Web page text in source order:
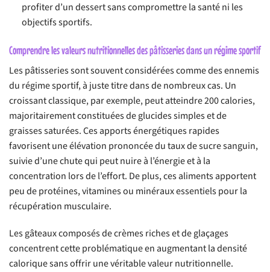
profiter d’un dessert sans compromettre la santé ni les
objectifs sportifs.
Comprendre les valeurs nutritionnelles des pâtisseries dans un régime sportif
Les pâtisseries sont souvent considérées comme des ennemis
du régime sportif, à juste titre dans de nombreux cas. Un
croissant classique, par exemple, peut atteindre 200 calories,
majoritairement constituées de glucides simples et de
graisses saturées. Ces apports énergétiques rapides
favorisent une élévation prononcée du taux de sucre sanguin,
suivie d’une chute qui peut nuire à l’énergie et à la
concentration lors de l’effort. De plus, ces aliments apportent
peu de protéines, vitamines ou minéraux essentiels pour la
récupération musculaire.
Les gâteaux composés de crèmes riches et de glaçages
concentrent cette problématique en augmentant la densité
calorique sans offrir une véritable valeur nutritionnelle.